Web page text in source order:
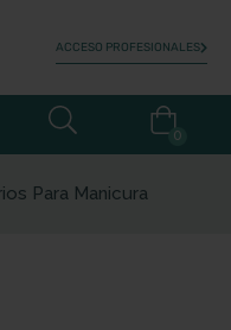
ACCESO PROFESIONALES
0
Para Manicura